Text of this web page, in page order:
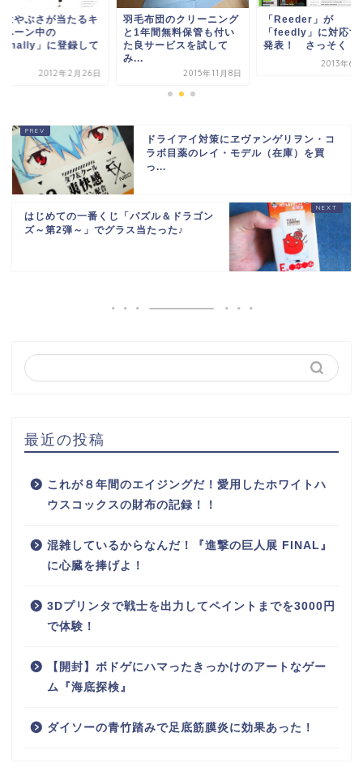
はやぶさが当たるキ
ペーン中の
」に登録して
2012年2月26日
羽毛布団のクリーニング
と1年間無料保管も付い
た良サービスを試して
み...
2015年11月8日
「Reeder」が
「feedly」に対応す
発表！ さっそく「
2013年6
ドライアイ対策にヱヴァンゲリヲン・コ
ラボ目薬のレイ・モデル（在庫）を買
っ...
はじめての一番くじ「パズル＆ドラゴン
ズ～第2弾～」でグラス当たった♪
最近の投稿
これが８年間のエイジングだ！愛用したホワイトハ
ウスコックスの財布の記録！！
混雑しているからなんだ！『進撃の巨人展 FINAL』
に心臓を捧げよ！
3Dプリンタで戦士を出力してペイントまでを3000円
で体験！
【開封】ボドゲにハマったきっかけのアートなゲー
ム『海底探検』
ダイソーの青竹踏みで足底筋膜炎に効果あった！